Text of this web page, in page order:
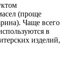
(проще
Чаще всего
в
изделий,